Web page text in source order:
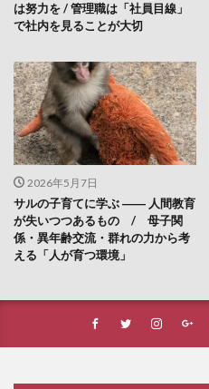
は努力を / 管理職は「社員目線」
で社内を見ることが大切
2026年5月7日
サルの子育てに学ぶ ―― 人間教育
が失いつつあるもの / 母子関
係・異年齢交流・群れの力から考
える「人が育つ環境」